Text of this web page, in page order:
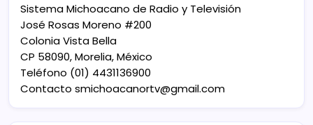
Sistema Michoacano de Radio y Televisión
José Rosas Moreno #200
Colonia Vista Bella
CP 58090, Morelia, México
Teléfono (01) 4431136900
Contacto smichoacanortv@gmail.com